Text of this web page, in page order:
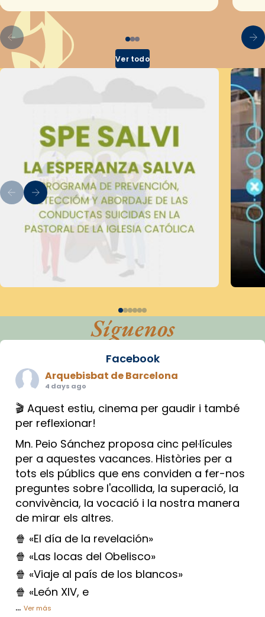
Ver todo
Síguenos
Facebook
Arquebisbat de Barcelona
4 days ago
🎬 Aquest estiu, cinema per gaudir i també
per reflexionar!
Mn. Peio Sánchez proposa cinc pel·lícules
per a aquestes vacances. Històries per a
tots els públics que ens conviden a fer-nos
preguntes sobre l'acollida, la superació, la
convivència, la vocació i la nostra manera
de mirar els altres.
🍿 «El día de la revelación»
🍿 «Las locas del Obelisco»
🍿 «Viaje al país de los blancos»
🍿 «León XIV, e
... Ver más